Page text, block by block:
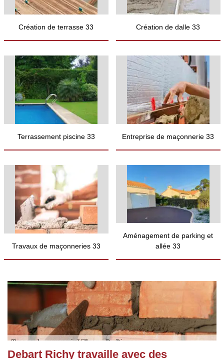
Création de terrasse 33 Création de dalle 33
Terrassement piscine 33 Entreprise de maçonnerie 33
Travaux de maçonneries 33
Aménagement de parking et
allée 33
Debart Richy travaille avec des